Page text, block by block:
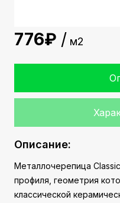
776 м2
Описание:
Металлочерепица
профиля, геометрия
классической